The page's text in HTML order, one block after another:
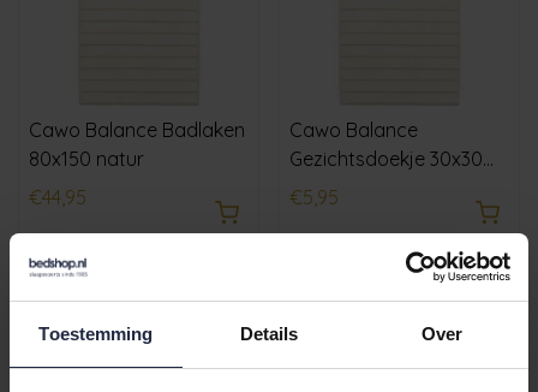
Toestemming Details Over
Cawo Balance Badlaken
80x150 natur
€44,95
Cawo Balance
Gezichtsdoekje 30x30
natur
€5,95